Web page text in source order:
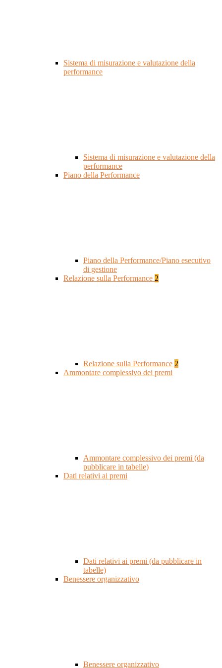
Sistema di misurazione e valutazione della
performance
Sistema di misurazione e valutazione della
performance
Piano della Performance
Piano della Performance/Piano esecutivo
di gestione
Relazione sulla Performance 2
Relazione sulla Performance 2
Ammontare complessivo dei premi
Ammontare complessivo dei premi (da
pubblicare in tabelle)
Dati relativi ai premi
Dati relativi ai premi (da pubblicare in
tabelle)
Benessere organizzativo
Benessere organizzativo